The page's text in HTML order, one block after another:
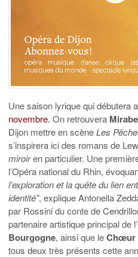
Une saison lyrique qui débutera
novembre. On retrouvera
Dijon mettre en scèneLes
s’inspirera ici des romans de
miroiren particulier. Une
l’Opéra national du Rhin,
l’exploration et la quête du lien
identité”, explique Antonella
par Rossini du conte de
partenaire artistique principal de
Bourgogne, ainsi que leChœur
tous deux très présents cette